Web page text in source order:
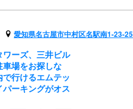
愛知県名古屋市中村区名駅南1-23-25
ワーズ、三井ビル
車場をお探しな
で行けるエムテッ
パーキングがオス